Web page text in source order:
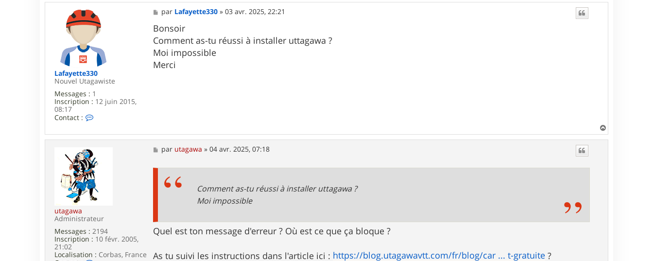
a
w
a
Lafayette330
Nouvel Utagawiste
Messages : 1
Inscription : 12 juin 2015,
08:17
Contact :
n
t
c
t
e
r
L
a
f
y
t
t
3
M
e
s
s
a
g
e
par Lafayette330 »03 avr. 2025, 22:21
Bonsoir
Comment as-tu réussi à installer uttagawa ?
Moi impossible
Merci
a
utagawa
Administrateur
Messages : 2194
Inscription : 10 févr. 2005,
21:02
Localisation : Corbas, France
M
e
par utagawa »04 avr. 2025, 07:18
Comment as-tu réussi à installer uttagawa ?
Moi impossible
Quel est ton message d'erreur ? Où est ce que ça bloque ?
As tu suivi les instructions dans l'article ici : https://blog.utagawavtt.com/fr/blog/car ... t-gratuite ?